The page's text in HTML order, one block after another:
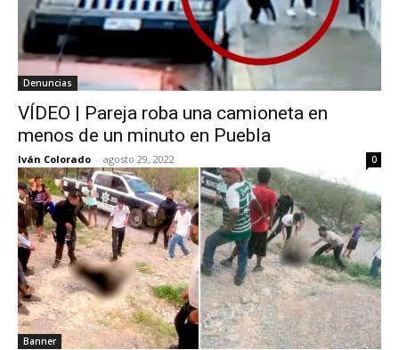
Denuncias
VÍDEO | Pareja roba una camioneta en
menos de un minuto en Puebla
Iván Colorado - agosto 29, 2022 0
Banner